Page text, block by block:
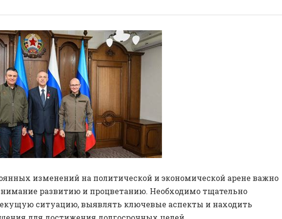
изменений на политической и экономической арене важно
развитию и процветанию. Необходимо тщательно
ситуацию, выявлять ключевые аспекты и находить